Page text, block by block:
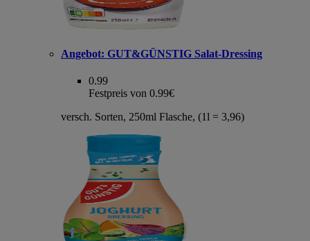
Angebot: GUT&GÜNSTIG Salat-Dressing
0.99
Festpreis von 0.99€
versch. Sorten, 250ml Flasche, (1l = 3,96)